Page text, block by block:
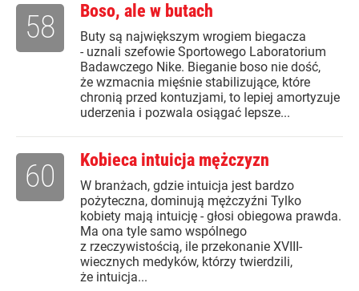
Boso, ale w butach
Buty są największym wrogiem biegacza
- uznali szefowie Sportowego Laboratorium
Badawczego Nike. Bieganie boso nie dość,
że wzmacnia mięśnie stabilizujące, które
chronią przed kontuzjami, to lepiej amortyzuje
uderzenia i pozwala osiągać lepsze...
58
Kobieca intuicja mężczyzn
W branżach, gdzie intuicja jest bardzo
pożyteczna, dominują mężczyźni Tylko
kobiety mają intuicję - głosi obiegowa prawda.
Ma ona tyle samo wspólnego
z rzeczywistością, ile przekonanie XVIII-
wiecznych medyków, którzy twierdzili,
że intuicja...
60